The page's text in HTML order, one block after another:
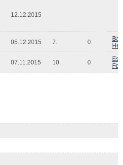
12.12.2015
05.12.2015 7. 0
07.11.2015 10. 0